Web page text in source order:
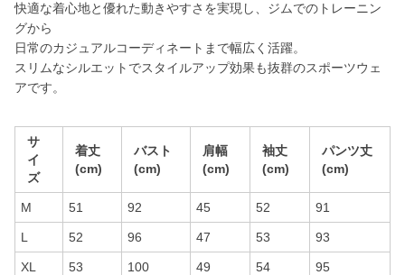
快適な着心地と優れた動きやすさを実現し、ジムでのトレーニン
グから
日常のカジュアルコーディネートまで幅広く活躍。
スリムなシルエットでスタイルアップ効果も抜群のスポーツウェ
アです。
サ
イ
ズ
着丈
(cm)
バスト
(cm)
肩幅
(cm)
袖丈
(cm)
パンツ丈
(cm)
M 51 92 45 52 91
L 52 96 47 53 93
XL 53 100 49 54 95